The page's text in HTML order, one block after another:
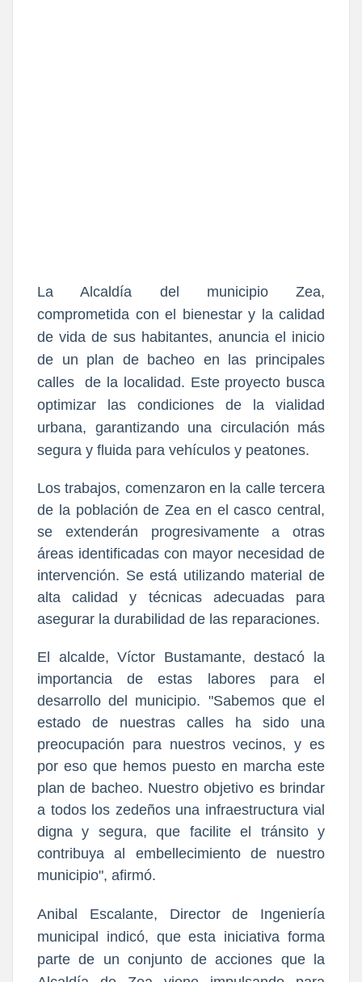
La Alcaldía del municipio Zea,
comprometida con el bienestar y la calidad
de vida de sus habitantes, anuncia el inicio
de un plan de bacheo en las principales
calles
de la localidad. Este proyecto busca
optimizar las condiciones de la vialidad
urbana, garantizando una circulación más
segura y fluida para vehículos y peatones.
Los trabajos, comenzaron en la calle tercera
de la población de Zea en el casco central,
se extenderán progresivamente a otras
áreas identificadas con mayor necesidad de
intervención. Se está utilizando material de
alta calidad y técnicas adecuadas para
asegurar la durabilidad de las reparaciones.
El alcalde, Víctor Bustamante, destacó la
importancia de estas labores para el
desarrollo del municipio. "Sabemos que el
estado de nuestras calles ha sido una
preocupación para nuestros vecinos, y es
por eso que hemos puesto en marcha este
plan de bacheo. Nuestro objetivo es brindar
a todos los zedeños una infraestructura vial
digna y segura, que facilite el tránsito y
contribuya al embellecimiento de nuestro
municipio", afirmó.
Anibal Escalante, Director de Ingeniería
municipal indicó, que esta iniciativa forma
parte de un conjunto de acciones que la